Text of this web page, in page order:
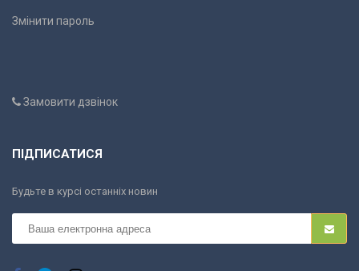
Змінити пароль
Замовити дзвінок
ПІДПИСАТИСЯ
Будьте в курсі останніх новин